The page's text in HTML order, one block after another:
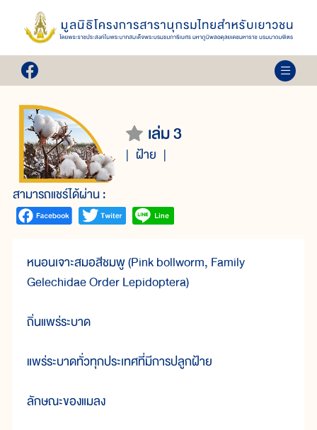
เล่ม 3
ฝ้าย
สามารถแชร์ได้ผ่าน :
หนอนเจาะสมอสีชมพู (Pink bollworm, Family
Gelechidae Order Lepidoptera)
ถิ่นแพร่ระบาด
แพร่ระบาดทั่วทุกประเทศที่มีการปลูกฝ้าย
ลักษณะของแมลง